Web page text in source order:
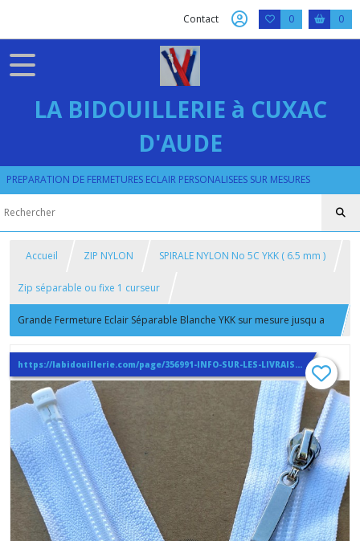
Contact 0 0
LA BIDOUILLERIE à CUXAC
D'AUDE
PREPARATION DE FERMETURES ECLAIR PERSONALISEES SUR MESURES
Accueil ZIP NYLON SPIRALE NYLON No 5C YKK ( 6.5 mm )
Zip séparable ou fixe 1 curseur
Grande Fermeture Eclair Séparable Blanche YKK sur mesure jusqu a
280 cm
https://labidouillerie.com/page/356991-INFO-SUR-LES-LIVRAISONS.html